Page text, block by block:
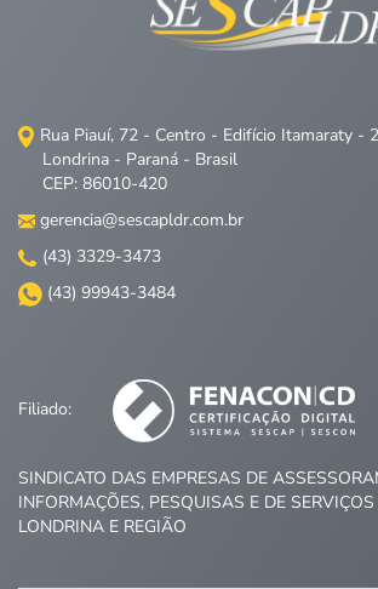
Rua Piauí, 72 - Centro - Edifício Itamaraty -
Londrina - Paraná - Brasil
CEP: 86010-420
gerencia@sescapldr.com.br
(43) 3329-3473
(43) 99943-3484
Filiado:
SINDICATO DAS EMPRESAS DE
INFORMAÇÕES, PESQUISAS E DE
LONDRINA E REGIÃO